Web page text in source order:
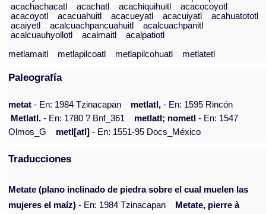
acachachacatl
acachatl acachiquihuitl
acacocoyotl
acacoyotl
acacuahuitl acacueyatl acacuiyatl
acahuatototl
acaiyetl
acalcuachpancuahuitl
acalcuachpanitl
acalcuauhyollotl
acalmaitl
acalpatiotl
metlamaitl
metlapilcoatl metlapilcohuatl metlatetl
Paleografía
metat - En: 1984 Tzinacapan metlatl, - En: 1595 Rincón
Metlatl. - En: 1780 ? Bnf_361 metlatl; nometl - En: 1547
Olmos_G
metl[atl] - En: 1551-95 Docs_México
Traducciones
Metate (plano inclinado de piedra sobre el cual muelen las
mujeres el maíz) - En: 1984 Tzinacapan
Metate, pierre à